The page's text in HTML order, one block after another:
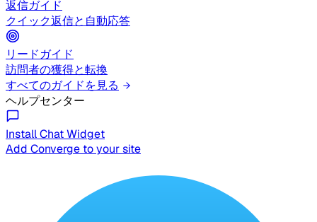
返信ガイド
クイック返信と自動応答
リードガイド
訪問者の獲得と転換
すべてのガイドを見る
ヘルプセンター
Install Chat Widget
Add Converge to your site